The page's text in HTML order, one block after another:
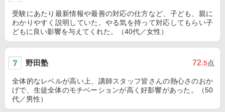
受験にあたり最新情報や最善の対応の仕方など、子ども、親に
わかりやすく説明していた。やる気を持って対応してもらい子
どもに良い影響を与えてくれた。（40代／女性）
野田塾 72.5点
全体的なレベルが高い上、講師スタッフ皆さんの熱心さのおか
げで、生徒全体のモチベーションが高く好影響があった。（50
代／男性）